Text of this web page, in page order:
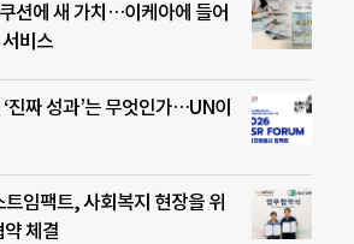
션에 새 가치…이케아에 들어
비스
진짜 성과’는 무엇인가…UN이
임팩트, 사회복지 현장을 위
체결